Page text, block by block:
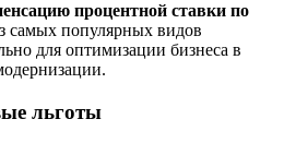
процентной ставки по
самых популярных видов
для оптимизации бизнеса в
льготы